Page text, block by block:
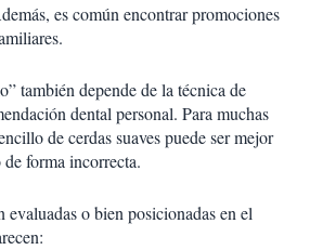
es común encontrar promociones
también depende de la técnica de
dental personal. Para muchas
de cerdas suaves puede ser mejor
forma incorrecta.
evaluadas o bien posicionadas en el